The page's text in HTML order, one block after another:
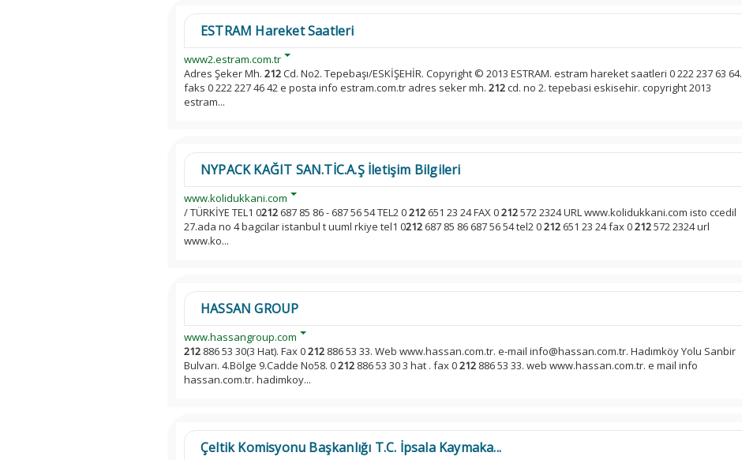
ESTRAM Hareket Saatleri
www2.estram.com.tr
Adres Şeker Mh. 212Cd. No2. Tepebaşı/ESKİŞEHİR. Copyright © 2013 ESTRAM. estram hareket saatleri 0 222 237 63 64.
faks 0 222 227 46 42 e posta info estram.com.tr adres seker mh. 212cd. no 2. tepebasi eskisehir. copyright 2013
estram...
NYPACK KAĞIT SAN.TİC.A.Ş İletişim Bilgileri
www.kolidukkani.com
/ TÜRKİYE TEL1 0212 687 85 86 - 687 56 54 TEL2 0212 651 23 24 FAX 0212572 2324 URL www.kolidukkani.com isto ccedil
27.ada no 4 bagcilar istanbul t uuml rkiye tel1 0212 687 85 86 687 56 54 tel2 0212 651 23 24 fax 0212572 2324 url
www.ko...
HASSAN GROUP
www.hassangroup.com
212 886 53 30(3 Hat). Fax 0212 886 53 33. Web www.hassan.com.tr. e-mail info@hassan.com.tr. Hadımköy Yolu Sanbir
Bulvarı. 4.Bölge 9.Cadde No58. 0212 886 53 30 3 hat . fax 0212 886 53 33. web www.hassan.com.tr. e mail info
hassan.com.tr. hadimkoy...
Çeltik Komisyonu Başkanlığı T.C. İpsala Kaymaka...